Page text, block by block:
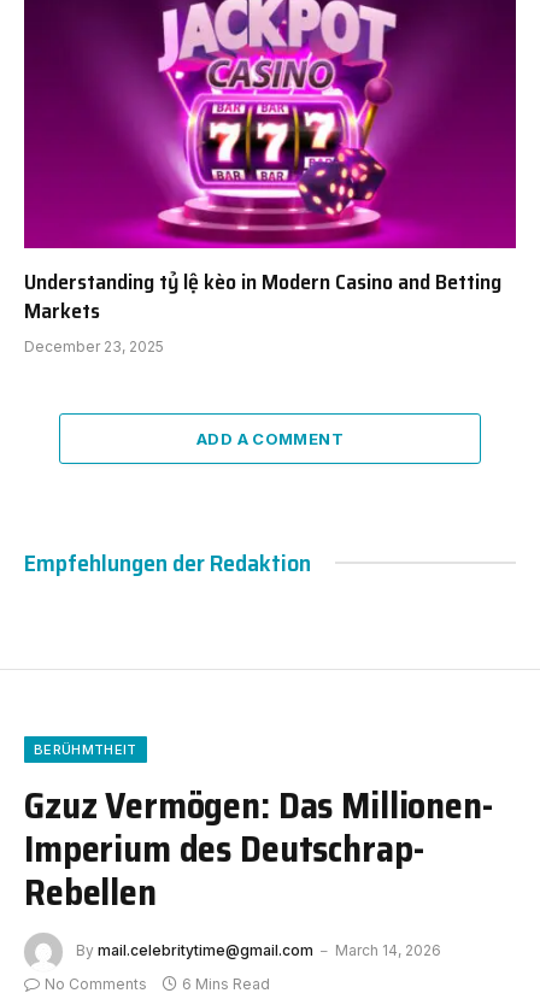
Understanding tỷ lệ kèo in Modern Casino and Betting
Markets
December 23, 2025
ADD A COMMENT
Empfehlungen der Redaktion
BERÜHMTHEIT
Gzuz Vermögen: Das Millionen-
Imperium des Deutschrap-
Rebellen
By mail.celebritytime@gmail.com
March 14, 2026
No Comments
6 Mins Read